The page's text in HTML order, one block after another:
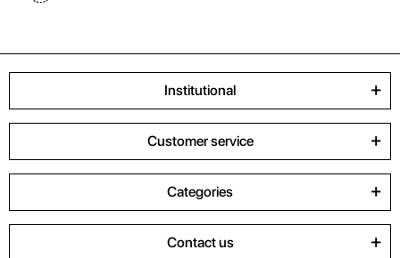
Institutional
Customer service
Categories
Contact us